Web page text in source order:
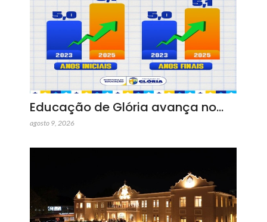
Educação de Glória avança no…
agosto 9, 2026